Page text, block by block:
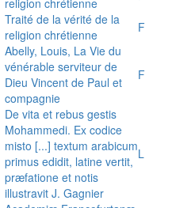
Traité de la vérité de la
religion chrétienne
F
Abelly, Louis, La Vie du
vénérable serviteur de
Dieu Vincent de Paul et
compagnie
F
De vita et rebus gestis
Mohammedi. Ex codice
misto [...] textum arabicum
primus edidit, latine vertit,
præfatione et notis
illustravit J. Gagnier
L